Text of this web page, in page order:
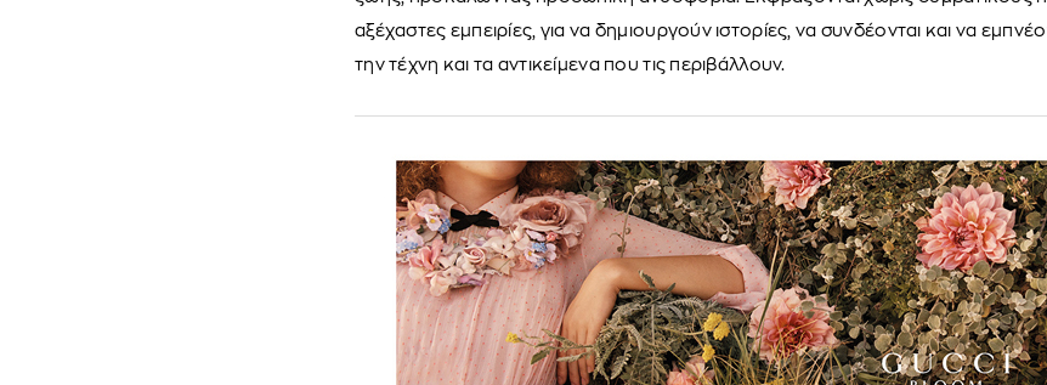
αξέχαστες εμπειρίες, για να δημιουργούν ιστορίες, να συνδέονται και να
την τέχνη και τα αντικείμενα που τις περιβάλλουν.